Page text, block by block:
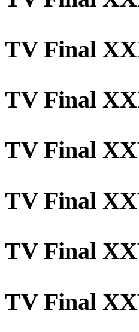
TV Final
TV Final
TV Final
TV Final
TV Final
TV Final